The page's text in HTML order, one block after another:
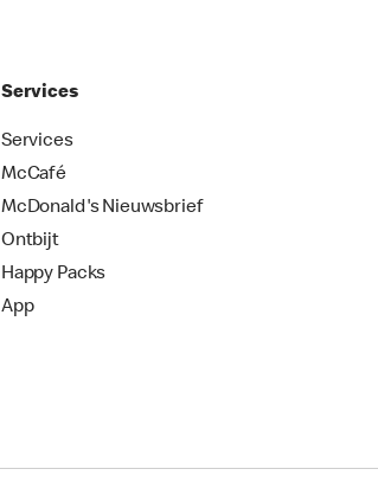
Services
Services
McCafé
McDonald's Nieuwsbrief
Ontbijt
Happy Packs
App